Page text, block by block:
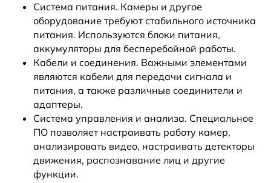
Система питания. Камеры и другое
оборудование требуют стабильного источника
питания. Используются блоки питания,
аккумуляторы для бесперебойной работы.
Кабели и соединения. Важными элементами
являются кабели для передачи сигнала и
питания, а также различные соединители и
адаптеры.
Система управления и анализа. Специальное
ПО позволяет настраивать работу камер,
анализировать видео, настраивать детекторы
движения, распознавание лиц и другие
функции.